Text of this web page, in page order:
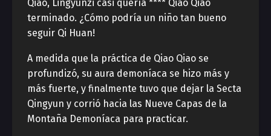
Qiao, Lingyunzi casi quería **** Qiao Qiao
terminado. ¿Cómo podría un niño tan bueno
seguir Qi Huan!
A medida que la práctica de Qiao Qiao se
profundizó, su aura demoníaca se hizo más y
más fuerte, y finalmente tuvo que dejar la Secta
Qingyun y corrió hacia las Nueve Capas de la
Montaña Demoníaca para practicar.